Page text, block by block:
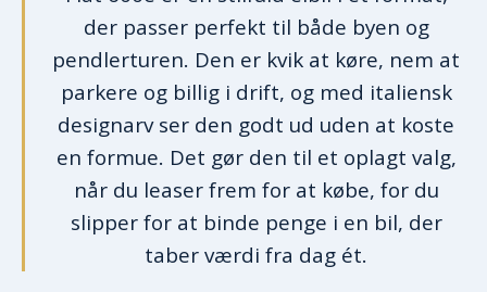
der passer perfekt til både byen og
pendlerturen. Den er kvik at køre, nem at
parkere og billig i drift, og med italiensk
designarv ser den godt ud uden at koste
en formue. Det gør den til et oplagt valg,
når du leaser frem for at købe, for du
slipper for at binde penge i en bil, der
taber værdi fra dag ét.